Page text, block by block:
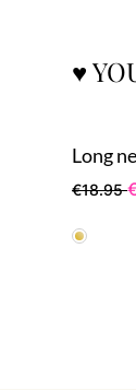
♥
Long
€18.95